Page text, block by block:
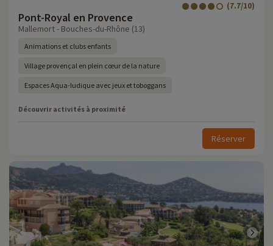
Pont-Royal en Provence
(7.7/10)
Mallemort - Bouches-du-Rhône (13)
Animations et clubs enfants
Village provençal en plein cœur de la nature
Espaces Aqua-ludique avec jeux et toboggans
Découvrir activités à proximité
Réserver